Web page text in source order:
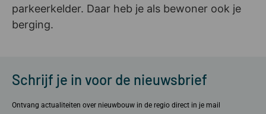
parkeerkelder. Daar heb je als bewoner ook je
berging.
Schrijf je in voor de nieuwsbrief
Ontvang actualiteiten over nieuwbouw in de regio direct in je mail